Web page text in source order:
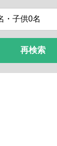
再検索